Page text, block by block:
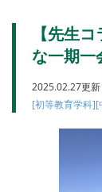
【先生
な一期一
2025.02.27更新
[初等教育学科][